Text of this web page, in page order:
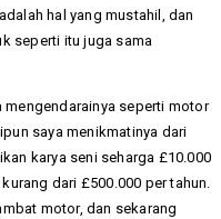
hal yang mustahil, dan
seperti itu juga sama
seperti motor
saya menikmatinya dari
karya seni seharga £10.000
dari £500.000 per tahun.
motor, dan sekarang